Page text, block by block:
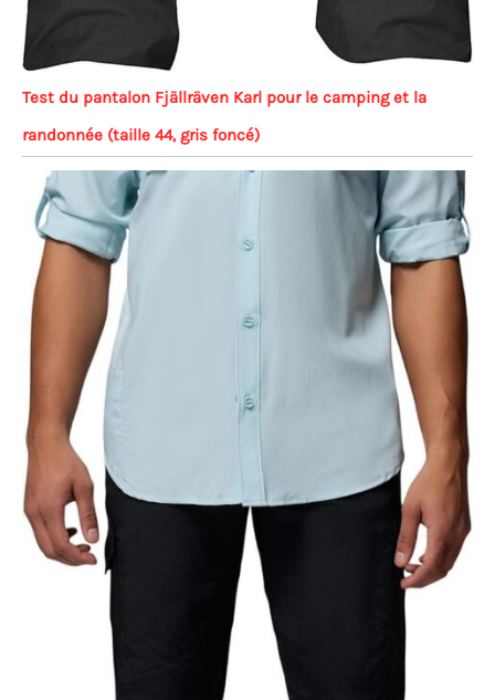
Test du pantalon Fjällräven Karl pour le camping et la
randonnée (taille 44, gris foncé)